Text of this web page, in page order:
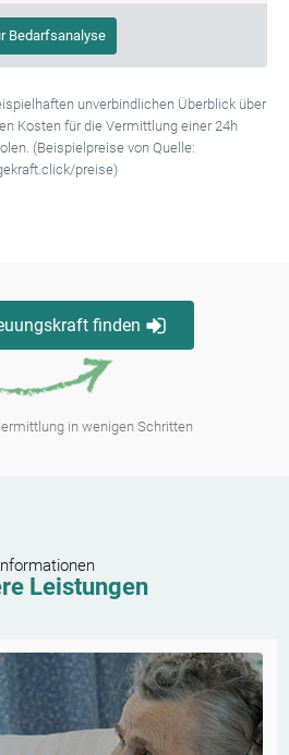
Bedarfsanalyse
unverbindlichen Überblick über
Kosten für die Vermittlung einer 24h
(Beispielpreise von Quelle:
preise)
finden
in wenigen Schritten
Informationen
Leistungen